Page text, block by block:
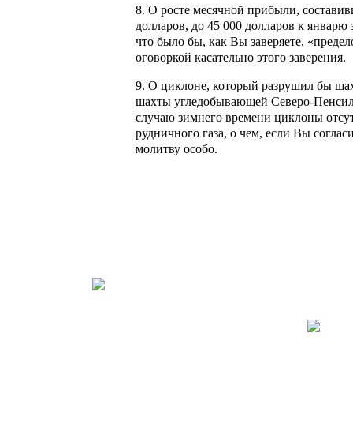
8. О росте месячной прибыли,
долларов, до 45 000 долларов к
что было бы, как Вы заверяете,
оговоркой касательно этого заверения.
9. О циклоне, который разрушил бы
шахты угледобывающей Северо-
случаю зимнего времени циклоны
рудничного газа, о чем, если Вы
молитву особо.